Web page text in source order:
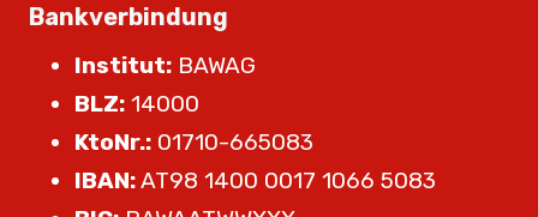
Bankverbindung
Institut: BAWAG
BLZ: 14000
KtoNr.: 01710-665083
IBAN:AT98 1400 0017 1066 5083